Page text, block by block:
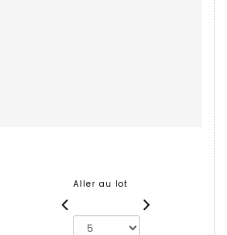
Aller au lot